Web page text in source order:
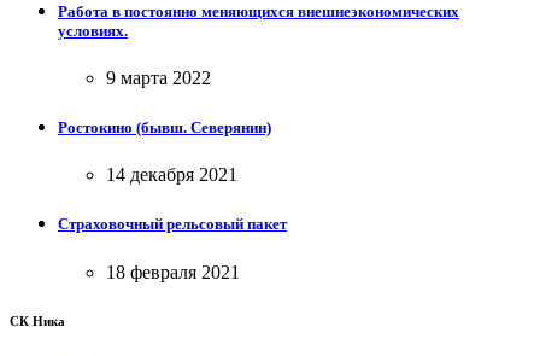
Работа в постоянно меняющихся внешнеэкономических
условиях.
9 марта 2022
Ростокино (бывш. Северянин)
14 декабря 2021
Страховочный рельсовый пакет
18 февраля 2021
СК Ника